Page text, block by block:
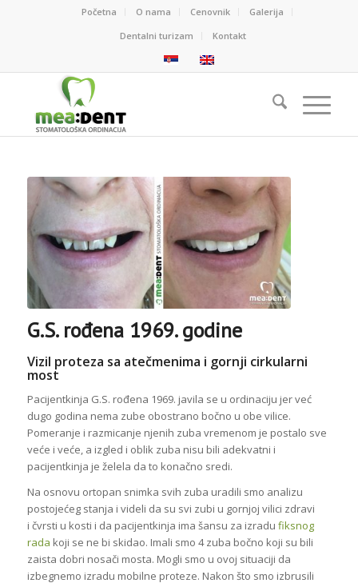
Početna O nama Cenovnik
Galerija
Dentalni turizam
Kontakt
G.S. rođena 1969. godine
Vizil proteza sa atečmenima i gornji cirkularni
most
Pacijentkinja G.S. rođena 1969. javila se u ordinaciju jer već
dugo godina nema zube obostrano bočno u obe vilice.
Pomeranje i razmicanje njenih zuba vremenom je postalo sve
veće i veće, a izgled i oblik zuba nisu bili adekvatni i
pacijentkinja je želela da to konačno sredi.
Na osnovu ortopan snimka svih zuba uradili smo analizu
postojećeg stanja i videli da su svi zubi u gornjoj vilici zdravi
i čvrsti u kosti i da pacijentkinja ima šansu za izradu fiksnog
rada koji se ne bi skidao. Imali smo 4 zuba bočno koji su bili
zaista dobri nosači mosta. Mogli smo u ovoj situaciji da
izbegnemo izradu mobilne proteze. Nakon što smo izbrusili